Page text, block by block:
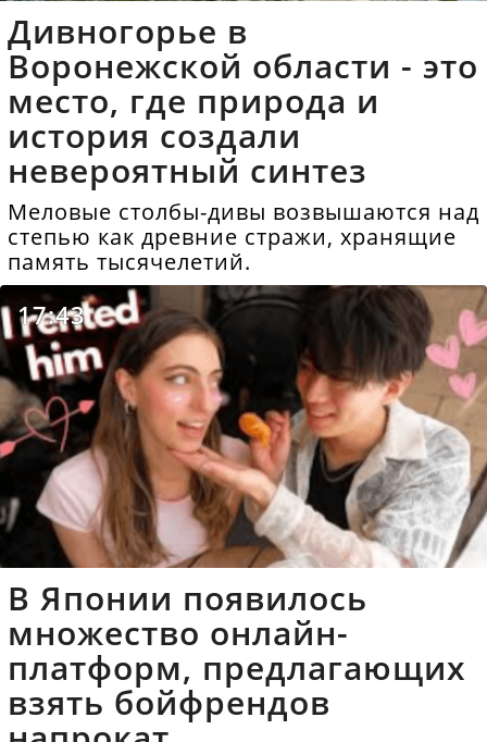
Дивногорье в
Воронежской области - это
место, где природа и
история создали
невероятный синтез
Меловые столбы-дивы возвышаются над
степью как древние стражи, хранящие
память тысячелетий.
17:43
В Японии появилось
множество онлайн-
платформ, предлагающих
взять бойфрендов